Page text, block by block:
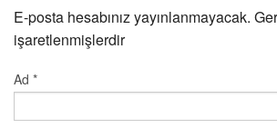
E-posta hesabınız yayınlanmayacak.
işaretlenmişlerdir
Ad *